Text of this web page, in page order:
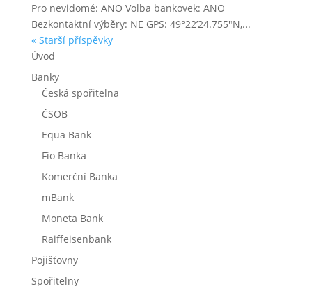
Pro nevidomé: ANO Volba bankovek: ANO
Bezkontaktní výběry: NE GPS: 49°22’24.755″N,...
« Starší příspěvky
Úvod
Banky
Česká spořitelna
ČSOB
Equa Bank
Fio Banka
Komerční Banka
mBank
Moneta Bank
Raiffeisenbank
Pojišťovny
Spořitelny